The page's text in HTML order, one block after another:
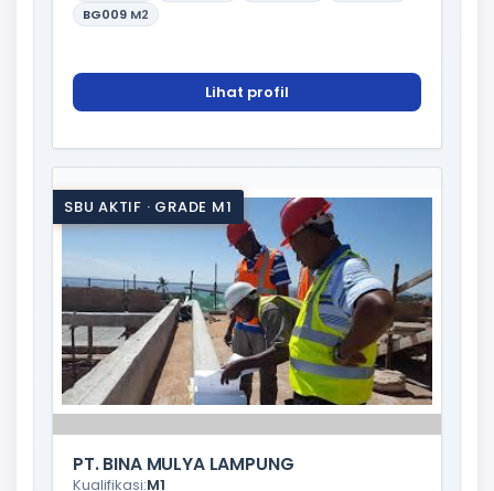
BG009 M2
Lihat profil
SBU AKTIF · GRADE M1
PT. BINA MULYA LAMPUNG
Kualifikasi:M1